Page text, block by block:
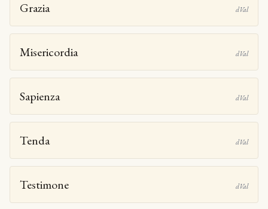
Grazia dVal
Misericordia dVal
Sapienza dVal
Tenda dVal
Testimone dVal